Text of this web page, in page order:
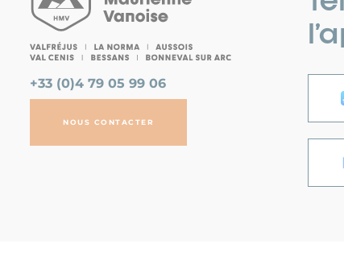
+33 (0)4 79 05 99 06
NOUS CONTACTER